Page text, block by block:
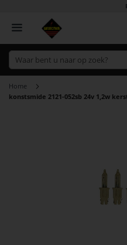
Home
konstsmide 2121-052sb 24v 1,2w